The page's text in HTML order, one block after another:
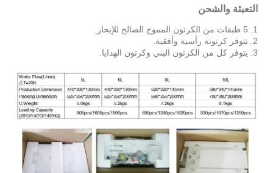
التعبئة والشحن
1. 5 طبقات من الكرتون المموج الصالح للإبحار.
2. تتوفر كرتونة رأسية وأفقية.
3. يتوفر كل من الكرتون البني وكرتون الهدايا.